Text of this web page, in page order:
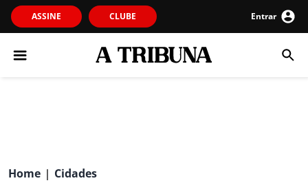
ASSINE CLUBE Entrar
Home | Cidades